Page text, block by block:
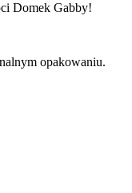
Domek Gabby!
opakowaniu.